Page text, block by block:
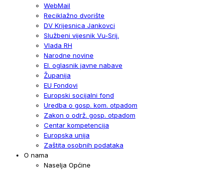
WebMail
Reciklažno dvorište
DV Krijesnica Jankovci
Službeni vijesnik Vu-Srij.
Vlada RH
Narodne novine
El. oglasnik javne nabave
Županija
EU Fondovi
Europski socijalni fond
Uredba o gosp. kom. otpadom
Zakon o održ. gosp. otpadom
Centar kompetencija
Europska unija
Zaštita osobnih podataka
O nama
Naselja Općine